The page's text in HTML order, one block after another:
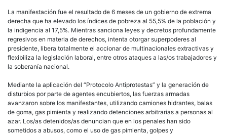
La manifestación fue el resultado de 6 meses de un gobierno de extrema
derecha que ha elevado los índices de pobreza al 55,5% de la población y
la indigencia al 17,5%. Mientras sanciona leyes y decretos profundamente
regresivos en materia de derechos, intenta otorgar superpoderes al
presidente, libera totalmente el accionar de multinacionales extractivas y
flexibiliza la legislación laboral, entre otros ataques a las/os trabajadores y
la soberanía nacional.
Mediante la aplicación del “Protocolo Antiprotestas” y la generación de
disturbios por parte de agentes encubiertos, las fuerzas armadas
avanzaron sobre los manifestantes, utilizando camiones hidrantes, balas
de goma, gas pimienta y realizando detenciones arbitrarias a personas al
azar. Los/as detenidos/as denuncian que en los penales han sido
sometidos a abusos, como el uso de gas pimienta, golpes y